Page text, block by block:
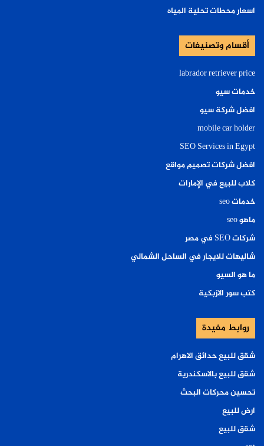
اسعار محطات تحلية المياه
أقسام وتصنيفات
labrador retriever price
خدمات سيو
افضل شركة سيو
mobile car holder
SEO Services in Egypt
افضل شركات تصميم مواقع
كلاب للبيع في الإمارات
خدمات seo
ماهو seo
شركات SEO في مصر
شاليهات للايجار في الساحل الشمالي
ما هو السيو
كتب سور الازبكية
روابط مفيدة
شقق للبيع حدائق الاهرام
شقق للبيع بالاسكندرية
تحسين محركات البحث
ارض للبيع
شقق للبيع